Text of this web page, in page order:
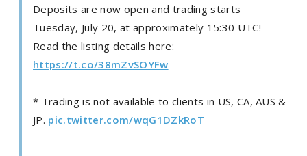
Deposits are now open and trading starts
Tuesday, July 20, at approximately 15:30 UTC!
Read the listing details here:
https://t.co/38mZvSOYFw
* Trading is not available to clients in US, CA, AUS &
JP. pic.twitter.com/wqG1DZkRoT